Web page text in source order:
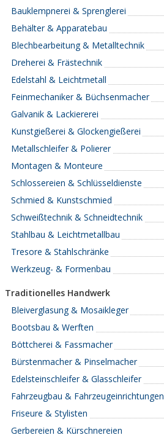
Bauklempnerei & Sprenglerei
Behälter & Apparatebau
Blechbearbeitung & Metalltechnik
Dreherei & Frästechnik
Edelstahl & Leichtmetall
Feinmechaniker & Büchsenmacher
Galvanik & Lackiererei
Kunstgießerei & Glockengießerei
Metallschleifer & Polierer
Montagen & Monteure
Schlossereien & Schlüsseldienste
Schmied & Kunstschmied
Schweißtechnik & Schneidtechnik
Stahlbau & Leichtmetallbau
Tresore & Stahlschränke
Werkzeug- & Formenbau
Traditionelles Handwerk
Bleiverglasung & Mosaikleger
Bootsbau & Werften
Böttcherei & Fassmacher
Bürstenmacher & Pinselmacher
Edelsteinschleifer & Glasschleifer
Fahrzeugbau & Fahrzeugeinrichtungen
Friseure & Stylisten
Gerbereien & Kürschnereien